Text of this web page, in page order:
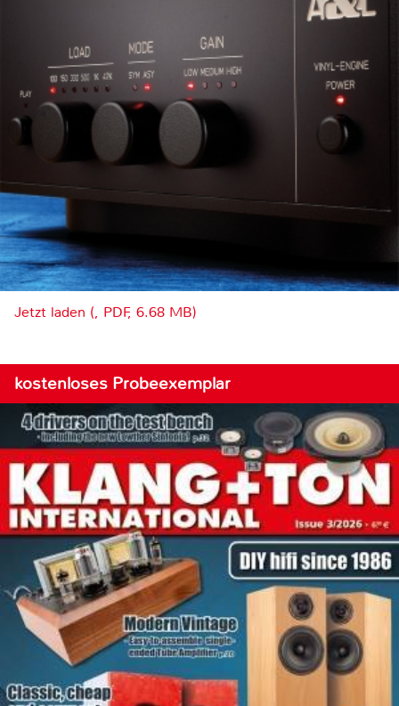
Jetzt laden (, PDF, 6.68 MB)
kostenloses Probeexemplar